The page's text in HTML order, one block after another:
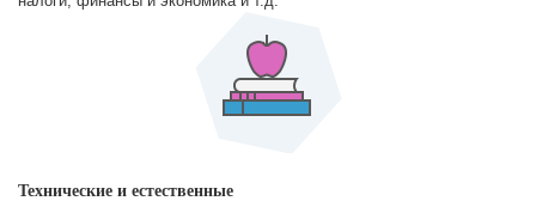
Технические и естественные